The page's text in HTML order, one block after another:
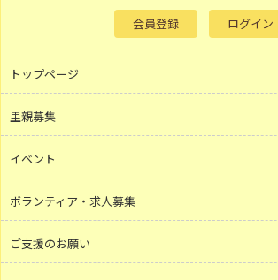
会員登録 ログイン
トップページ
里親募集
イベント
ボランティア・求人募集
ご支援のお願い